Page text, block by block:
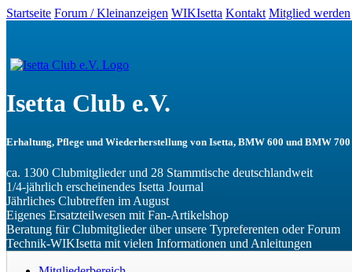
Startseite Forum / Kleinanzeigen WIKIsetta Kontakt Mitglied werden
Isetta Club e.V.
Erhaltung, Pflege und Wiederherstellung von Isetta, BMW 600 und BMW 700
ca. 1300 Club­mit­glieder und 28 Stamm­tische deutsch­landweit
1/4-jährlich ers­chein­endes Isetta Journal
Jährliches Club­treffen im August
Eigenes Ersatz­teil­wesen mit Fan-­Artikel­shop
Beratung für Club­mit­glieder über unsere Typ­ref­erenten oder Forum
Technik-WIKIsetta mit vielen In­for­mationen und Anleitungen